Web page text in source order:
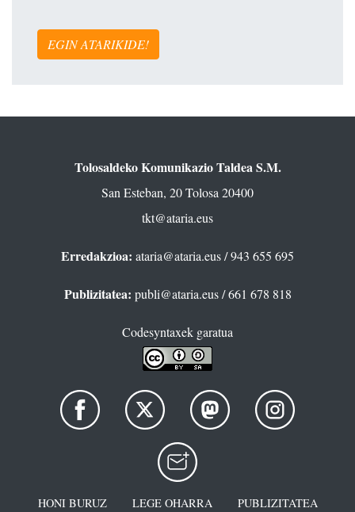
EGIN ATARIKIDE!
Tolosaldeko Komunikazio Taldea S.M.
San Esteban, 20 Tolosa 20400
tkt@ataria.eus
Erredakzioa: ataria@ataria.eus/ 943 655 695
Publizitatea: publi@ataria.eus/ 661 678 818
Codesyntaxek garatua
HONI BURUZ LEGE OHARRA
PUBLIZITATEA